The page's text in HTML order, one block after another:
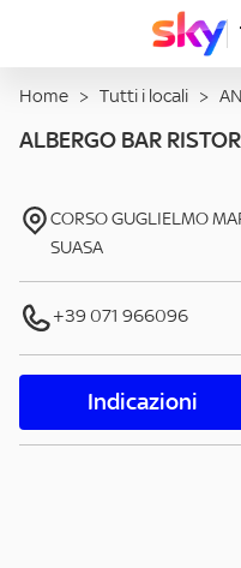
Home > Tutti i locali > AN
ALBERGO BAR
CORSO GUGLIELMO
SUASA
+39 071 966096
Indicazioni